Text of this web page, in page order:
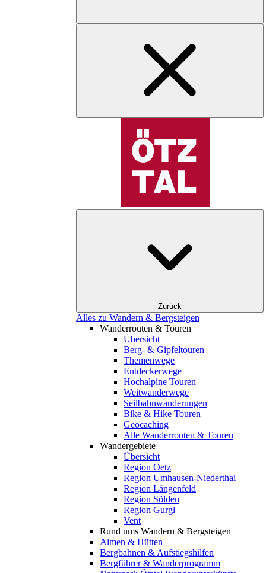
Zurück
Alles zu Wandern & Bergsteigen
Wanderrouten & Touren
Übersicht
Berg- & Gipfeltouren
Themenwege
Entdeckerwege
Hochalpine Touren
Weitwanderwege
Seilbahnwanderungen
Bike & Hike Touren
Geocaching
Alle Wanderrouten & Touren
Wandergebiete
Übersicht
Region Oetz
Region Umhausen-Niederthai
Region Längenfeld
Region Sölden
Region Gurgl
Vent
Rund ums Wandern & Bergsteigen
Almen & Hütten
Bergbahnen & Aufstiegshilfen
Bergführer & Wanderprogramm